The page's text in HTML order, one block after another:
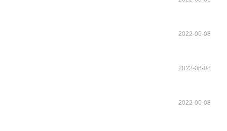
2022-06-08
2022-06-08
2022-06-08